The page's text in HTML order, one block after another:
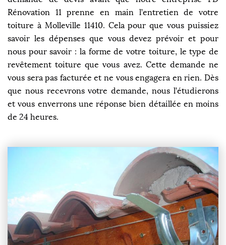
Rénovation 11 prenne en main l’entretien de votre
toiture à Molleville 11410. Cela pour que vous puissiez
savoir les dépenses que vous devez prévoir et pour
nous pour savoir : la forme de votre toiture, le type de
revêtement toiture que vous avez. Cette demande ne
vous sera pas facturée et ne vous engagera en rien. Dès
que nous recevrons votre demande, nous l’étudierons
et vous enverrons une réponse bien détaillée en moins
de 24 heures.